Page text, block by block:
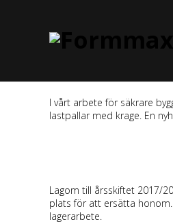
I vårt arbete för säkrare
lastpallar med krage. En
Lagom till årsskiftet 2017/
plats för att ersätta honom.
lagerarbete.